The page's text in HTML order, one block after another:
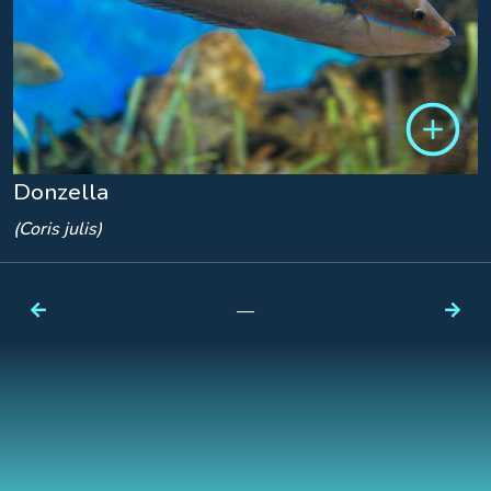
Donzella
(Coris julis)
—